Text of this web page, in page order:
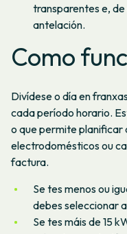
transparentes e,
antelación.
Como
Divídese o día en
cada período horario.
o que permite planificar
electrodomésticos ou
factura.
Se tes menos ou
debes seleccionar
Se tes máis de 15